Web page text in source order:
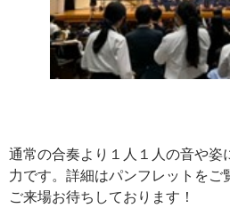
通常の合奏より１人１人の音や姿
力です。詳細はパンフレットをご
ご来場お待ちしております！